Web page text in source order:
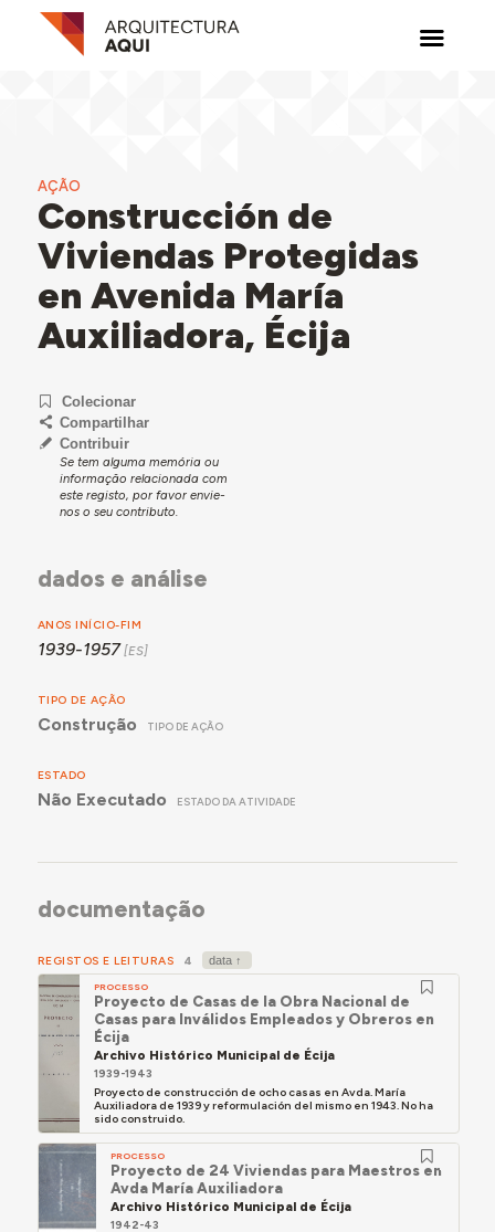
AÇÃO
Construcción de
Viviendas Protegidas
en Avenida María
Auxiliadora, Écija
Colecionar
Compartilhar
Contribuir
Se tem alguma memória ou
informação relacionada com
este registo, por favor envie-
nos o seu contributo.
dados e análise
ANOS INÍCIO-FIM
1939-1957
TIPO DE AÇÃO
Construção TIPO DE AÇÃO
ESTADO
Não Executado ESTADO DA ATIVIDADE
documentação
REGISTOS E LEITURAS 4
PROCESSO
Proyecto de Casas de la Obra Nacional de
Casas para Inválidos Empleados y Obreros en
Écija
Archivo Histórico Municipal de Écija
1939-1943
Proyecto de construcción de ocho casas en Avda. María
Auxiliadora de 1939 y reformulación del mismo en 1943. No ha
sido construido.
PROCESSO
Proyecto de 24 Viviendas para Maestros en
Avda María Auxiliadora
Archivo Histórico Municipal de Écija
1942-43